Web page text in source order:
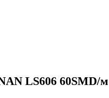
LS606 60SMD/